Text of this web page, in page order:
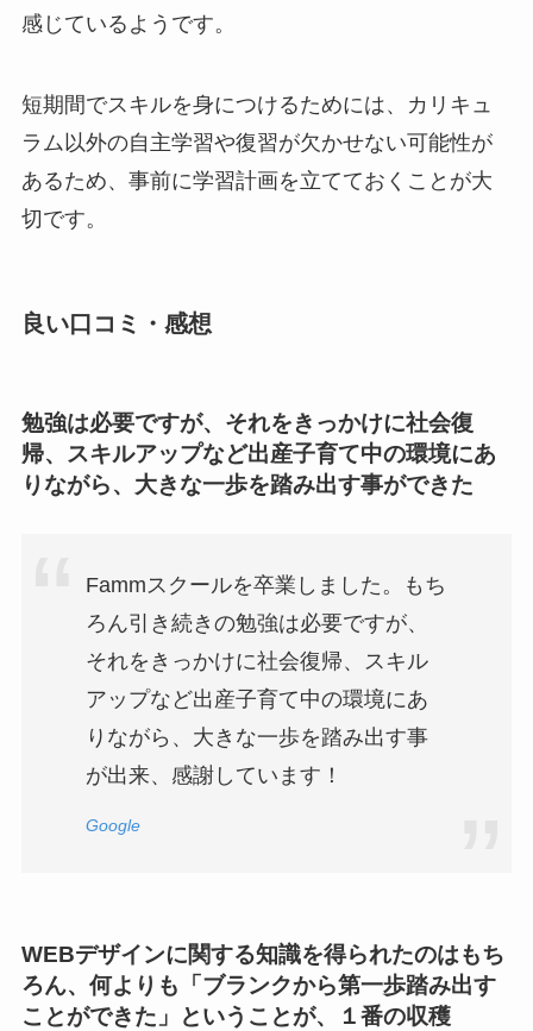
感じているようです。
短期間でスキルを身につけるためには、カリキュ
ラム以外の自主学習や復習が欠かせない可能性が
あるため、事前に学習計画を立てておくことが大
切です。
良い口コミ・感想
勉強は必要ですが、それをきっかけに社会復
帰、スキルアップなど出産子育て中の環境にあ
りながら、大きな一歩を踏み出す事ができた
Fammスクールを卒業しました。もち
ろん引き続きの勉強は必要ですが、
それをきっかけに社会復帰、スキル
アップなど出産子育て中の環境にあ
りながら、大きな一歩を踏み出す事
が出来、感謝しています！
Google
WEBデザインに関する知識を得られたのはもち
ろん、何よりも「ブランクから第一歩踏み出す
ことができた」ということが、１番の収穫